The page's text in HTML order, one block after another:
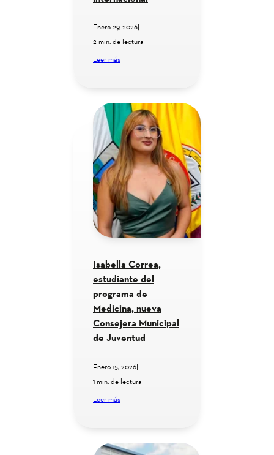
Enero 29, 2026
2 min. de lectura
Leer más
Isabella Correa,
estudiante del
programa de
Medicina, nueva
Consejera Municipal
de Juventud
Enero 15, 2026|
1 min. de lectura
Leer más